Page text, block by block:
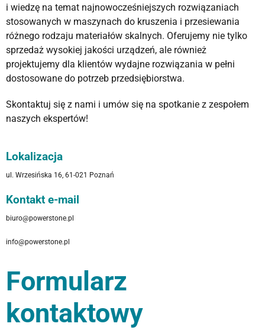
i wiedzę na temat najnowocześniejszych rozwiązaniach
stosowanych w maszynach do kruszenia i przesiewania
różnego rodzaju materiałów skalnych. Oferujemy nie tylko
sprzedaż wysokiej jakości urządzeń, ale również
projektujemy dla klientów wydajne rozwiązania w pełni
dostosowane do potrzeb przedsiębiorstwa.
Skontaktuj się z nami i umów się na spotkanie z zespołem
naszych ekspertów!
Lokalizacja
ul. Wrzesińska 16, 61-021 Poznań
Kontakt e-mail
biuro@powerstone.pl
info@powerstone.pl
Formularz
kontaktowy